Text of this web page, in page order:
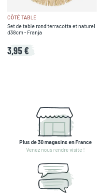
CÔTÉ TABLE
Set de table rond terracotta et naturel
d38cm - Franja
3,95 €
Plus de 30 magasins en France
Venez nous rendre visite !